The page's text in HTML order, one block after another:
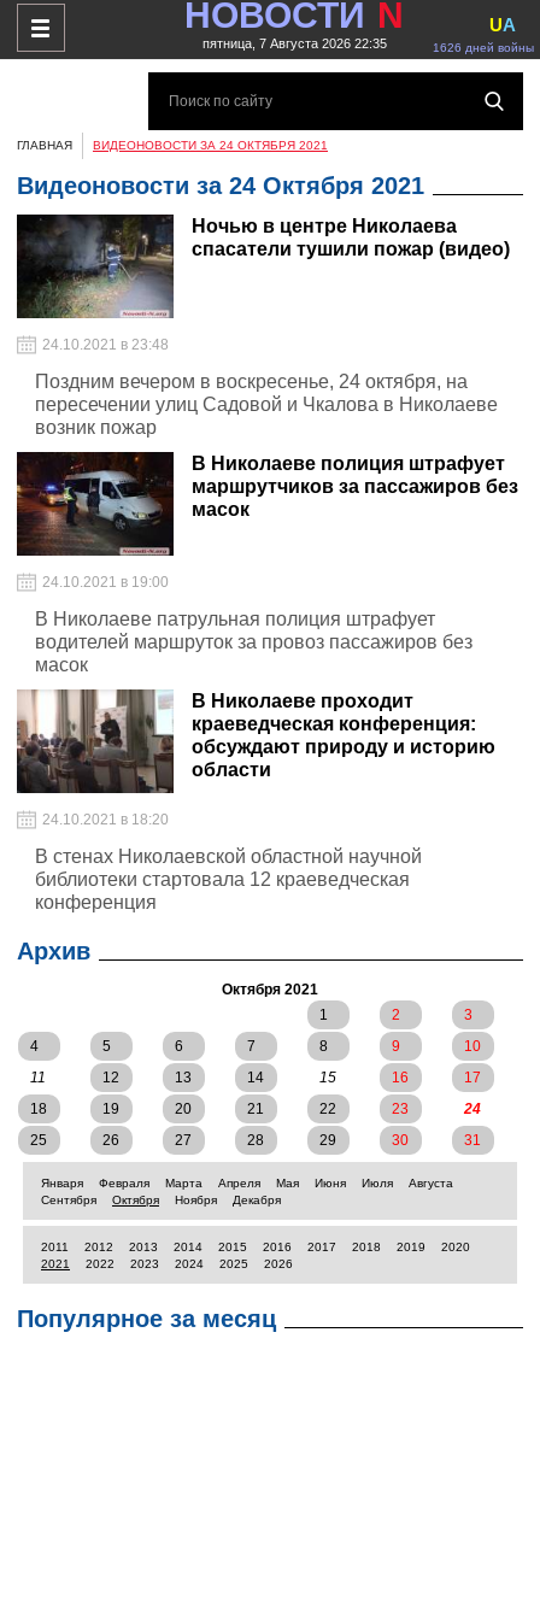
НОВОСТИ N
пятница, 7 Августа 2026 22:35 1626 дней войны
UA
ГЛАВНАЯ ВИДЕОНОВОСТИ ЗА 24 ОКТЯБРЯ 2021
Видеоновости за 24 Октября 2021
Ночью в центре Николаева
спасатели тушили пожар (видео)
24.10.2021 в 23:48
Поздним вечером в воскресенье, 24 октября, на
пересечении улиц Садовой и Чкалова в Николаеве
возник пожар
В Николаеве полиция штрафует
маршрутчиков за пассажиров без
масок
24.10.2021 в 19:00
В Николаеве патрульная полиция штрафует
водителей маршруток за провоз пассажиров без
масок
В Николаеве проходит
краеведческая конференция:
обсуждают природу и историю
области
24.10.2021 в 18:20
В стенах Николаевской областной научной
библиотеки стартовала 12 краеведческая
конференция
Архив
Октября 2021
1
2
3
4
5 6 7 8 9
10
11
12 13 14 15 16
17
18
19 20 21 22 23
24
25
26 27 28 29 30 31
Января Февраля Марта Апреля Мая Июня Июля
Августа
Сентября
Октября Ноября Декабря
2011 2012 2013 2014 2015 2016 2017 2018 2019
2020
2021
2022 2023 2024 2025 2026
Популярное за месяц